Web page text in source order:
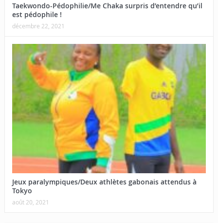
Taekwondo-Pédophilie/Me Chaka surpris d’entendre qu’il
est pédophile !
décembre 22, 2021
Jeux paralympiques/Deux athlètes gabonais attendus à
Tokyo
août 20, 2021